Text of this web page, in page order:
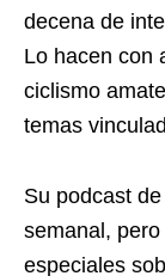
decena de
Lo hacen con
ciclismo
temas
Su podcast
semanal,
especiales